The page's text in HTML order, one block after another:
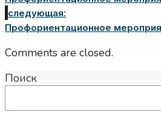
следующая:
Профориентационное
Comments are closed.
Поиск